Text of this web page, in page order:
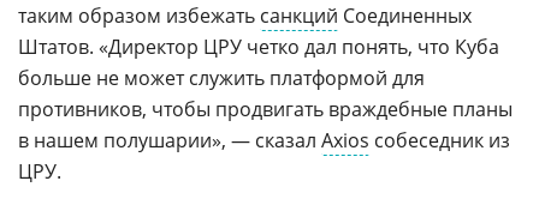
таким образом избежать санкций Соединенных
Штатов. «Директор ЦРУ четко дал понять, что Куба
больше не может служить платформой для
противников, чтобы продвигать враждебные планы
в нашем полушарии», — сказал Axios собеседник из
ЦРУ.